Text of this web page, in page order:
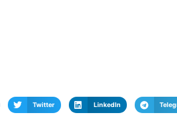
Twitter LinkedIn